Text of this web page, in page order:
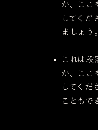
か、ここ
してくだ
ましょう。
これは段
か、ここ
してくだ
こともで